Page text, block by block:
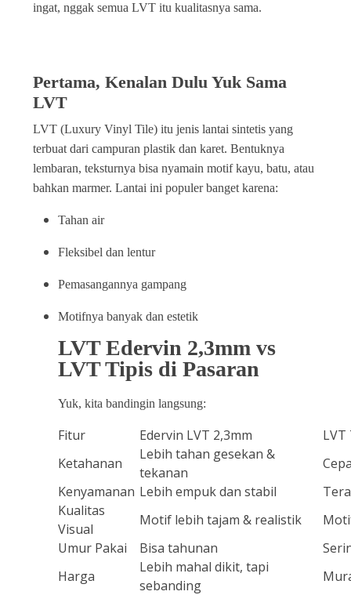
ingat, nggak semua LVT itu kualitasnya sama.
Pertama, Kenalan Dulu Yuk Sama
LVT
LVT (Luxury Vinyl Tile) itu jenis lantai sintetis yang
terbuat dari campuran plastik dan karet. Bentuknya
lembaran, teksturnya bisa nyamain motif kayu, batu, atau
bahkan marmer. Lantai ini populer banget karena:
Tahan air
Fleksibel dan lentur
Pemasangannya gampang
Motifnya banyak dan estetik
LVT Edervin 2,3mm vs
LVT Tipis di Pasaran
Yuk, kita bandingin langsung:
Fitur Edervin LVT 2,3mm
LVT
Ketahanan
Lebih tahan gesekan &
tekanan
Kenyamanan Lebih empuk dan stabil
Kualitas
Visual
Motif lebih tajam & realistik
Umur Pakai
Bisa tahunan
Harga
Lebih mahal dikit, tapi
sebanding